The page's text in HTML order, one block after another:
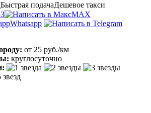
Быстрая подачаДешевое такси
MAX
Whatsapp
от 25 руб./км
круглосуточно